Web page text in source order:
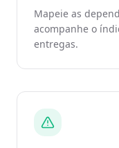
Mapeie as
acompanhe o
entregas.